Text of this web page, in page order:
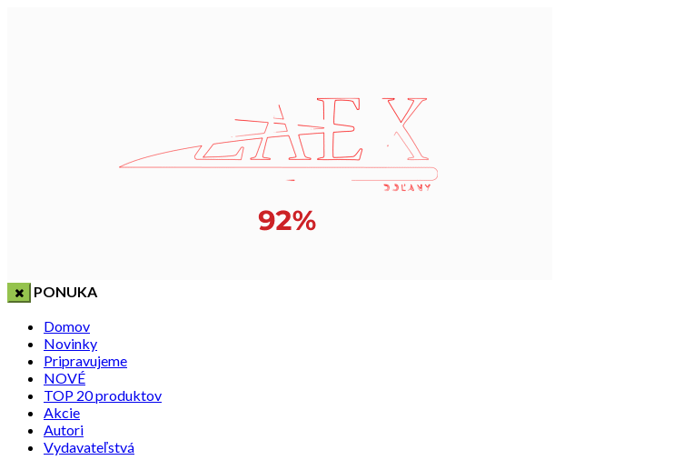
PONUKA
Domov
Novinky
Pripravujeme
NOVÉ
TOP 20 produktov
Akcie
Autori
Vydavateľstvá